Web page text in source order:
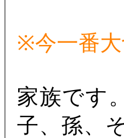
※今一番
家族です
子、孫、